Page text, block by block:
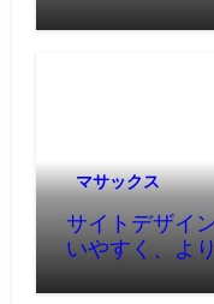
マサックス
サイトデザイ
いやすく、よ